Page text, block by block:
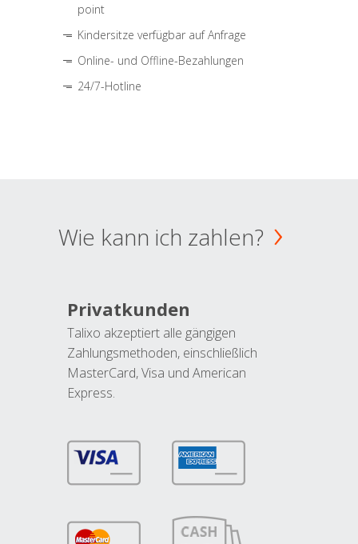
point
Kindersitze verfügbar auf Anfrage
Online- und Offline-Bezahlungen
24/7-Hotline
Wie kann ich zahlen?
Privatkunden
Talixo akzeptiert alle gängigen
Zahlungsmethoden, einschließlich
MasterCard, Visa und American
Express.